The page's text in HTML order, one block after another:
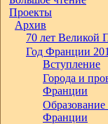
Проекты
Архив
70 лет Великой
Год Франции
Вступление
Города и
Франции
Образование
Франции